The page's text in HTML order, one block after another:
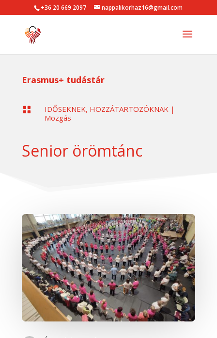
+36 20 669 2097 nappalikorhaz16@gmail.com
Erasmus+ tudástár
 IDŐSEKNEK, HOZZÁTARTOZÓKNAK |
Mozgás
Senior örömtánc